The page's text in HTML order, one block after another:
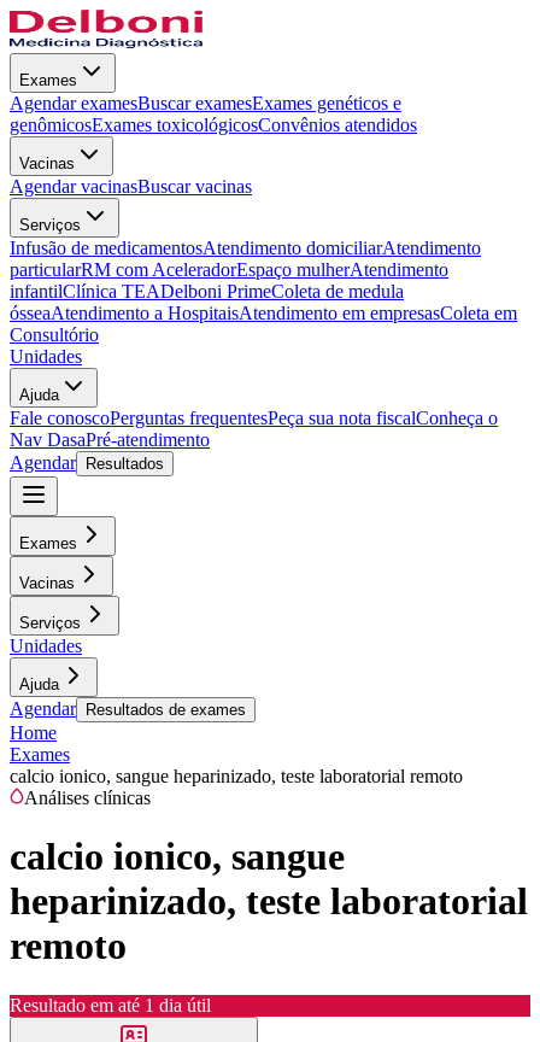
Exames
Agendar examesBuscar examesExames genéticos e
genômicosExames toxicológicosConvênios atendidos
Vacinas
Agendar vacinasBuscar vacinas
Serviços
Infusão de medicamentosAtendimento domiciliarAtendimento
particularRM com AceleradorEspaço mulherAtendimento
infantilClínica TEADelboni PrimeColeta de medula
ósseaAtendimento a HospitaisAtendimento em empresasColeta em
Consultório
Unidades
Ajuda
Fale conoscoPerguntas frequentesPeça sua nota fiscalConheça o
Nav DasaPré-atendimento
Agendar
Resultados
Exames
Vacinas
Serviços
Unidades
Ajuda
Agendar Resultados de exames
Home
Exames
calcio ionico, sangue heparinizado, teste laboratorial remoto
Análises clínicas
calcio ionico, sangue
heparinizado, teste laboratorial
remoto
Resultado em até 1 dia útil